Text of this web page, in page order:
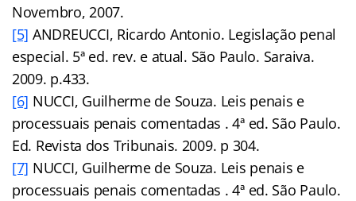
Novembro, 2007.
[5] ANDREUCCI, Ricardo Antonio. Legislação penal
especial. 5ª ed. rev. e atual. São Paulo. Saraiva.
2009. p.433.
[6] NUCCI, Guilherme de Souza. Leis penais e
processuais penais comentadas . 4ª ed. São Paulo.
Ed. Revista dos Tribunais. 2009. p 304.
[7] NUCCI, Guilherme de Souza. Leis penais e
processuais penais comentadas . 4ª ed. São Paulo.